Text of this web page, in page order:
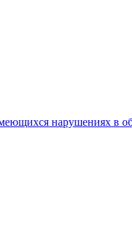
нарушениях в